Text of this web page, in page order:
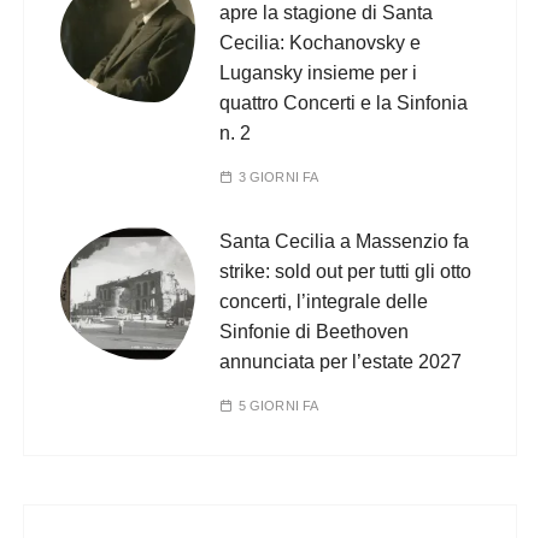
apre la stagione di Santa
Cecilia: Kochanovsky e
Lugansky insieme per i
quattro Concerti e la Sinfonia
n. 2
3 GIORNI FA
Santa Cecilia a Massenzio fa
strike: sold out per tutti gli otto
concerti, l’integrale delle
Sinfonie di Beethoven
annunciata per l’estate 2027
5 GIORNI FA